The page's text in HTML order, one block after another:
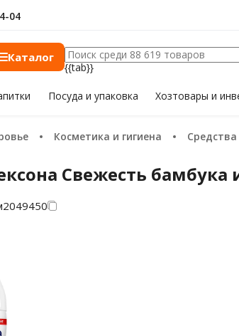
04
Каталог
{{tab}}
Посуда и упаковка Хозтоварыи
Косметика и гигиена
Свежесть бамбука